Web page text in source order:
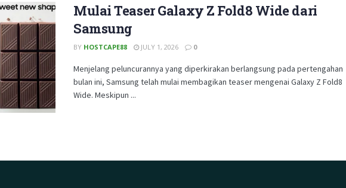
Mulai Teaser Galaxy Z Fold8 Wide dari
Samsung
BY HOSTCAPE88 JULY 1, 2026 0
Menjelang peluncurannya yang diperkirakan berlangsung pada pertengahan
bulan ini, Samsung telah mulai membagikan teaser mengenai Galaxy Z Fold8
Wide. Meskipun ...